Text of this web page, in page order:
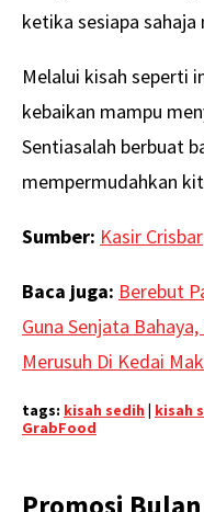
ketika sesiapa
Melalui kisah seperti
kebaikan mampu
Sentiasalah berbuat
mempermudahkan
Sumber: Kasir Crisbar
Baca juga: Berebut
Guna Senjata
Merusuh Di Kedai
tags: kisah sedih | kisah
GrabFood
Promosi